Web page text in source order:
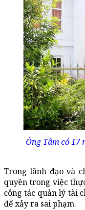
Ông Tâm có 17
Trong lãnh đạo và
quyền trong việc
công tác quản lý tài
để xảy ra sai phạm.